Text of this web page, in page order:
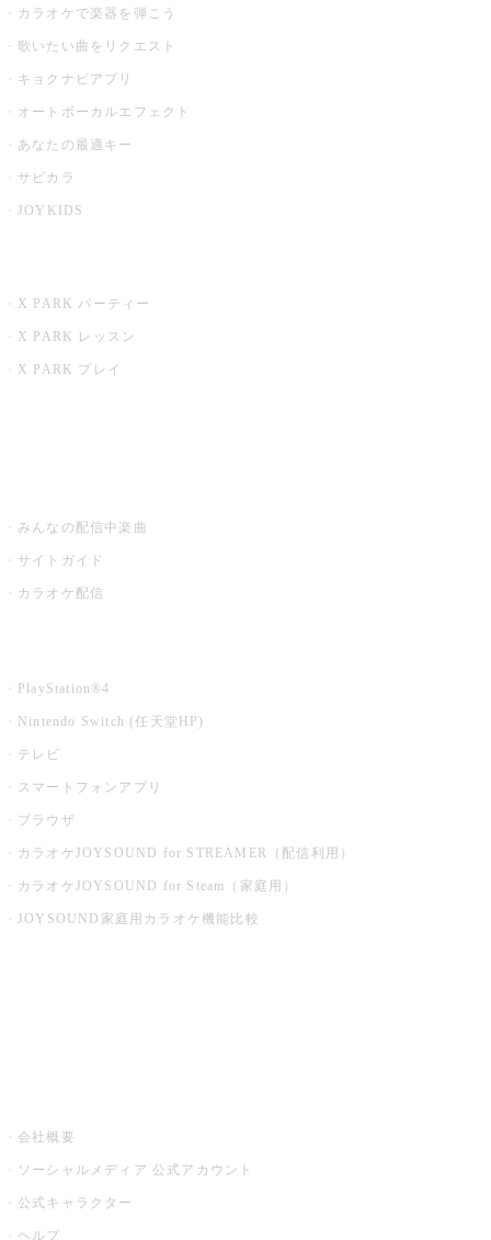
カラオケで楽器を弾こう
歌いたい曲をリクエスト
キョクナビアプリ
オートボーカルエフェクト
あなたの最適キー
サビカラ
JOYKIDS
X PARK パーティー
X PARK レッスン
X PARK プレイ
みんなの配信中楽曲
サイトガイド
カラオケ配信
PlayStation®4
Nintendo Switch (任天堂HP)
テレビ
スマートフォンアプリ
ブラウザ
カラオケJOYSOUND for STREAMER（配信利用）
カラオケJOYSOUND for Steam（家庭用）
JOYSOUND家庭用カラオケ機能比較
会社概要
ソーシャルメディア 公式アカウント
公式キャラクター
ヘルプ